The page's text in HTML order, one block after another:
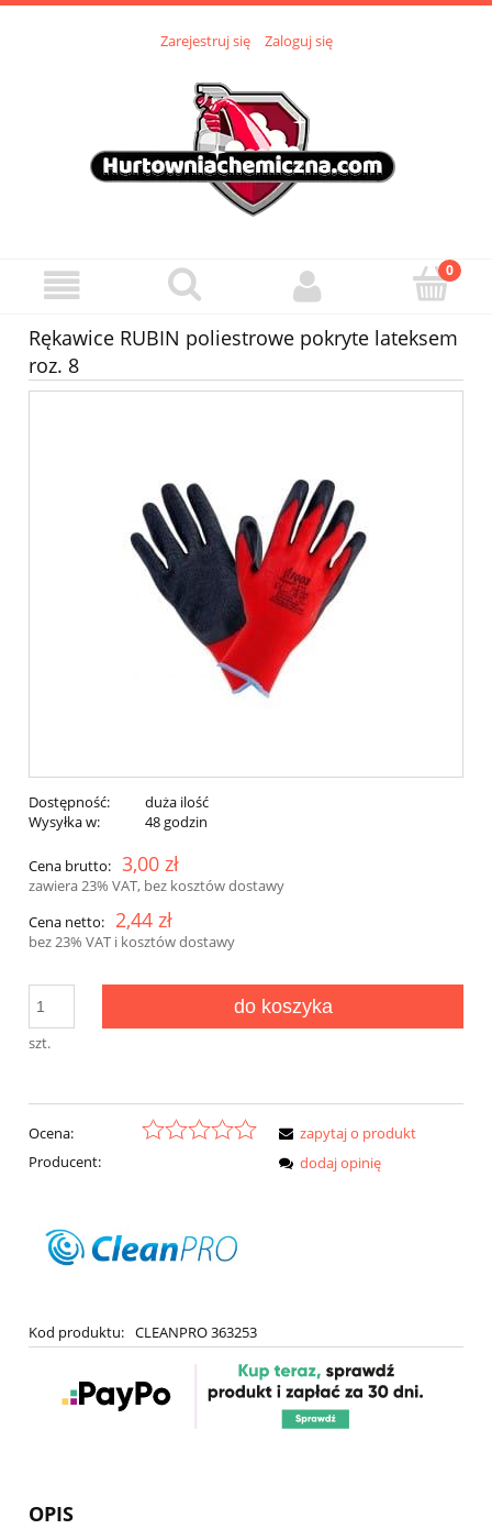
Zarejestruj się Zaloguj się
Rękawice RUBIN poliestrowe pokryte lateksem
roz. 8
Dostępność:
duża ilość
Wysyłka w:
48 godzin
Cena brutto: 3,00 zł
zawiera 23% VAT, bez kosztów dostawy
Cena netto: 2,44 zł
bez 23% VAT i kosztów dostawy
szt.
do koszyka
Ocena:
Producent:
Kod produktu: CLEANPRO 363253
zapytaj o produkt
dodaj opinię
OPIS